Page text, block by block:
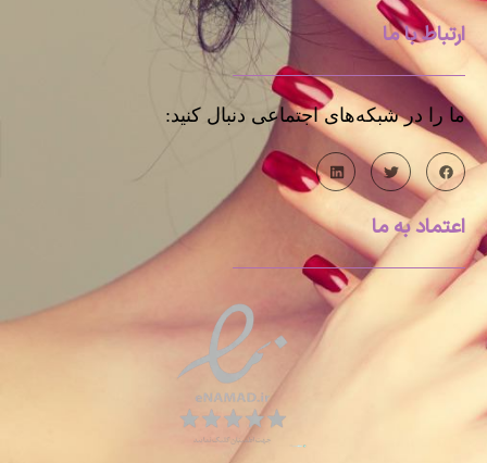
ارتباط با ما
ما را در شبکه‌های اجتماعی دنبال کنید:
اعتماد به ما